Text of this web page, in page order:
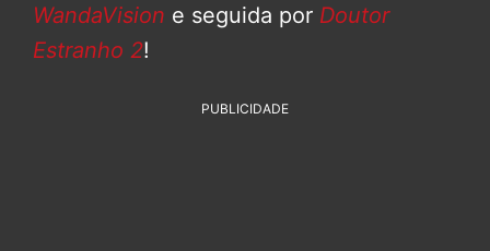
WandaVision e seguida por Doutor
Estranho 2!
PUBLICIDADE